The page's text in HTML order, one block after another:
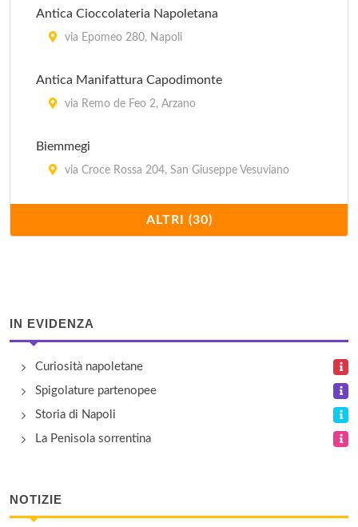
Antica Cioccolateria Napoletana
via Epomeo 280, Napoli
Antica Manifattura Capodimonte
via Remo de Feo 2, Arzano
Biemmegi
via Croce Rossa 204, San Giuseppe Vesuviano
Calzaturificio Melluso
viale Della Resistenza 181, Calvizzano
Camomilla Fineserie
via Benedetto Croce 6, Napoli
Casa d'Ambra
via Mario d'Ambra 16, Forio d'Ischia
ALTRI (30)
IN EVIDENZA
Curiosità napoletane
Spigolature partenopee
Storia di Napoli
La Penisola sorrentina
NOTIZIE